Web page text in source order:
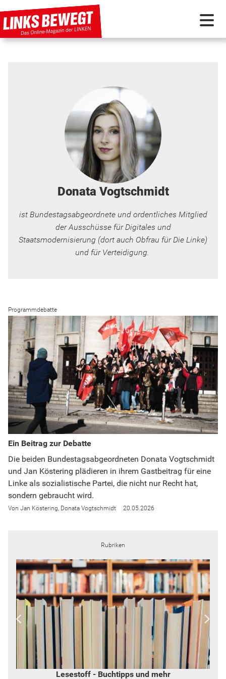
DISKUSSIONSSTOFF
INTERNATIONALDonata Vogtschmidt
ist Bundestagsabgeordnete und ordentliches Mitglied
der Ausschüsse für Digitales und
Staatsmodernisierung (dort auch Obfrau für Die Linke)
und für Verteidigung.
Programmdebatte
Ein Beitrag zur Debatte
Die beiden Bundestagsabgeordneten Donata Vogtschmidt
und Jan Köstering plädieren in ihrem Gastbeitrag für eine
Linke als sozialistische Partei, die nicht nur Recht hat,
sondern gebraucht wird.
Jan Köstering Donata Vogtschmidt 20.05.2026
Rubriken
Lesestoff - Buchtipps und mehr